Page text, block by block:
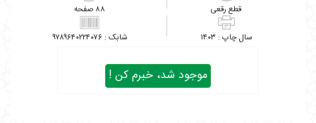
رقعی ۸۸
۱۴۰۳ ۹۷۸۹۶۴۰۲۲۴۰۷۶
موجود شد، خبرم کن !